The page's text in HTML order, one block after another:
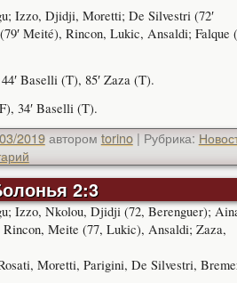
Izzo, Djidji, Moretti; De Silvestri (72′
Meité), Rincon, Lukic, Ansaldi; Falque
Baselli (T), 85′ Zaza (T).
34′ Baselli (T).
2019 автором torino | Рубрика:
2:3
Izzo, Nkolou, Djidji (72, Berenguer);
Meite (77, Lukic), Ansaldi; Zaza,
Moretti, Parigini, De Silvestri,